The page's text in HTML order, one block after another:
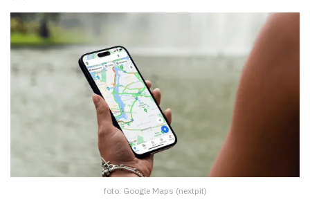
foto: Google Maps (nextpit)